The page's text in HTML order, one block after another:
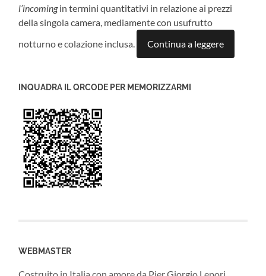
l’incomingin termini quantitativi in relazione ai prezzi
della singola camera, mediamente con usufrutto
notturno e colazione inclusa.
Continua a leggere
INQUADRA IL QRCODE PER MEMORIZZARMI
WEBMASTER